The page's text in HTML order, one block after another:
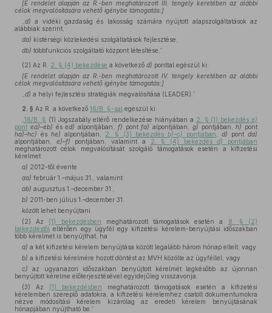
[E rendelet alapján az R.-ben meghatározott III. tengely keretében az alábbi
célok megvalósítására vehető igénybe támogatás:]
d) a vidéki gazdaság és lakosság számára nyújtott alapszolgáltatások az
alábbiak szerint,
da) kistérségi közlekedési szolgáltatások fejlesztése,
db) többfunkciós szolgáltató központ létesítése,”
(2) Az R. 2. § (4) bekezdése a következő d) ponttal egészül ki:
[E rendelet alapján az R.-ben meghatározott IV. tengely keretében az alábbi
célok megvalósítására vehető igénybe támogatás:]
d) a helyi fejlesztési stratégiák megvalósítása (LEADER).”
2. § Az R. a következő 16/B. §-sal egészül ki:
16/B. § (1) Jogszabály eltérő rendelkezése hiányában a 2. § (1) bekezdése)
pont ea)–eb) ésed) alpontjában, f) pontfa) alpontjában, g) pontjában,h) pont
ha)–hc) éshe) alpontjában, 2. § (3) bekezdés b)–c) pontjában d) pontda)
alpontjában, e)–f) pontjában, valamint a 2. § (4) bekezdésd)
pontjában
meghatározott célok megvalósítását szolgáló támogatások esetén a kifizetési
kérelmet
a) 2012-től évente
aa) február 1.–május 31., valamint
ab) augusztus 1.–december 31.,
b) 2011-ben július 1.–december 31.
között lehet benyújtani.
(2) Az (1) bekezdésben meghatározott támogatások esetén a
8. § (2)
bekezdéstől eltérően egy ügyfél egy kifizetési kérelem-benyújtási időszakban
több kérelmet is benyújthat, ha
a) a két kifizetési kérelem benyújtása között legalább három hónap eltelt, vagy
b) a kifizetési kérelmére hozott döntést az MVH közölte az ügyféllel, vagy
c) az ugyanazon időszakban benyújtott kérelmét legkésőbb az újonnan
benyújtott kérelme előterjesztésével egyidejűleg visszavonja.
(3) Az
(1) bekezdésben meghatározott támogatások esetén a kifizetési
kérelemben szereplő adatokra, a kifizetési kérelemhez csatolt dokumentumokra
nézve módosítási kérelem kizárólag az eredeti kérelem benyújtásának
hónapjában nyújtható be.”